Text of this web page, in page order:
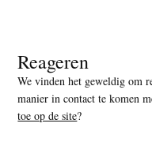
Reageren
We vinden het geweldig om
manier in contact te komen
toe op de site?